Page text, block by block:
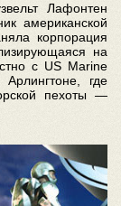
Лафонтен
американской
корпорация
на
с US Marine
где
пехоты —